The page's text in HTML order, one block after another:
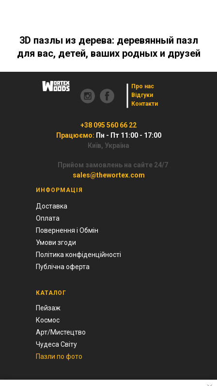
3D пазлы из дерева: деревянный пазл
для вас, детей, ваших родных и друзей
ИНФОРМАЦІЯ
Доставка
Оплата
Повернення і Обмін
Умови згоди
Політика конфіденційності
Публічна оферта
КАТАЛОГ
Пейзаж
Космос
Арт/Мистецтво
Чудеса Світу
Пазли по фото
+38 095 560 66 22
Працюємо: Пн - Пт 11:00 - 17:00
Київ, Україна
Прийом замовлень на сайте 24/7
sales@thewortex.com
Про нас
Відгуки
Контакти